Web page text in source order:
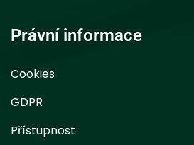
Právní informace
Cookies
GDPR
Přístupnost